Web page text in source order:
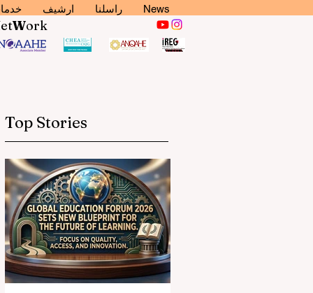
ارشيف راسلنا News
etWork
Top Stories